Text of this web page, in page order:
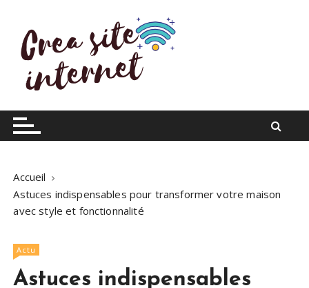
c
n
Crea site internet
Infos du web
Accueil
Astuces indispensables pour transformer votre maison
avec style et fonctionnalité
Actu
Astuces indispensables